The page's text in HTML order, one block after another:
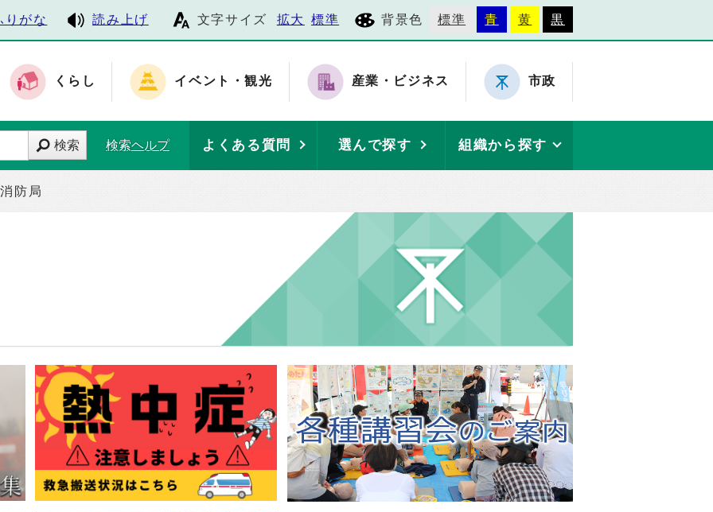
りがな 読み上げ 文字サイズ 拡大 標準 背景色 標準 青 黄 黒
くらし イベント・観光 産業・ビジネス 市政
検索 検索ヘルプ よくある質問 選んで探す 組織から探す
消防局